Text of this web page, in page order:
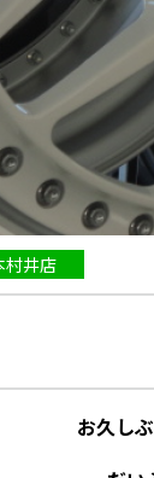
村井店
お久し